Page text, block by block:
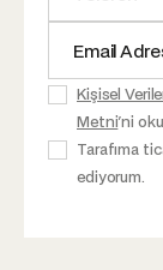
Kişisel
Metni'ni
Tarafıma
ediyorum.